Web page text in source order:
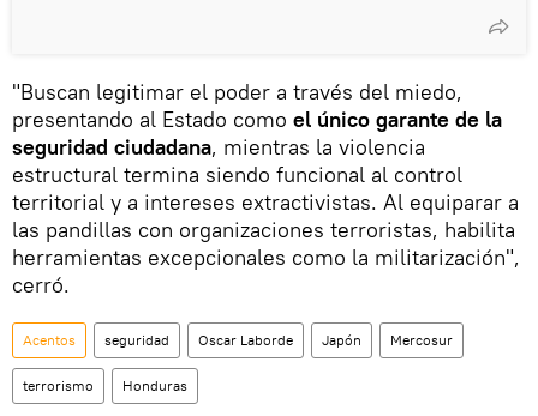
"Buscan legitimar el poder a través del miedo,
presentando al Estado como el único garante de la
seguridad ciudadana, mientras la violencia
estructural termina siendo funcional al control
territorial y a intereses extractivistas. Al equiparar a
las pandillas con organizaciones terroristas, habilita
herramientas excepcionales como la militarización",
cerró.
Acentos seguridad Oscar Laborde Japón Mercosur
terrorismo Honduras